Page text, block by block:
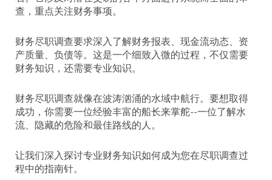
查，重点关注财务事项。
财务尽职调查要求深入了解财务报表、现金流动态、资
产质量、负债等。这是一个细致入微的过程，不仅需要
财务知识，还需要专业知识。
财务尽职调查就像在波涛汹涌的水域中航行。要想取得
成功，你需要一位经验丰富的船长来掌舵--一位了解水
流、隐藏的危险和最佳路线的人。
让我们深入探讨专业财务知识如何成为您在尽职调查过
程中的指南针。